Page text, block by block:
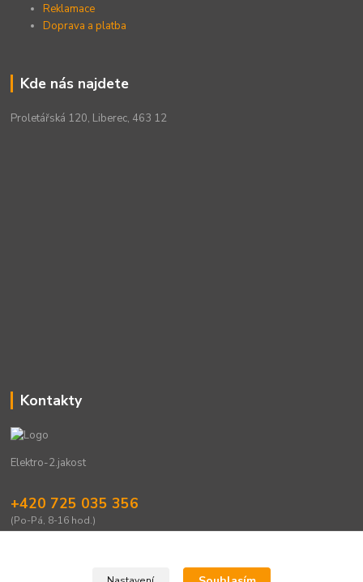
Reklamace
Doprava a platba
Kde nás najdete
Proletářská 120, Liberec, 463 12
Kontakty
Elektro-2.jakost
+420 725 035 356
(Po-Pá, 8-16 hod.)